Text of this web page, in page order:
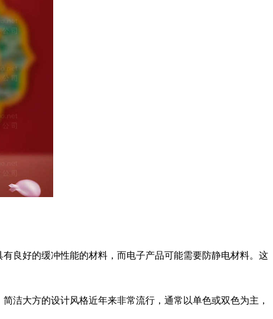
良好的缓冲性能的材料，而电子产品可能需要防静电材料。这
洁大方的设计风格近年来非常流行，通常以单色或双色为主，